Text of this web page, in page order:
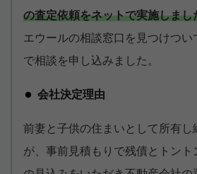
の査定依頼をネットで実施しまし
エウールの相談窓口を見つけつい
で相談を申し込みました。
会社決定理由
前妻と子供の住まいとして所有し
が、事前見積もりで残債とトント